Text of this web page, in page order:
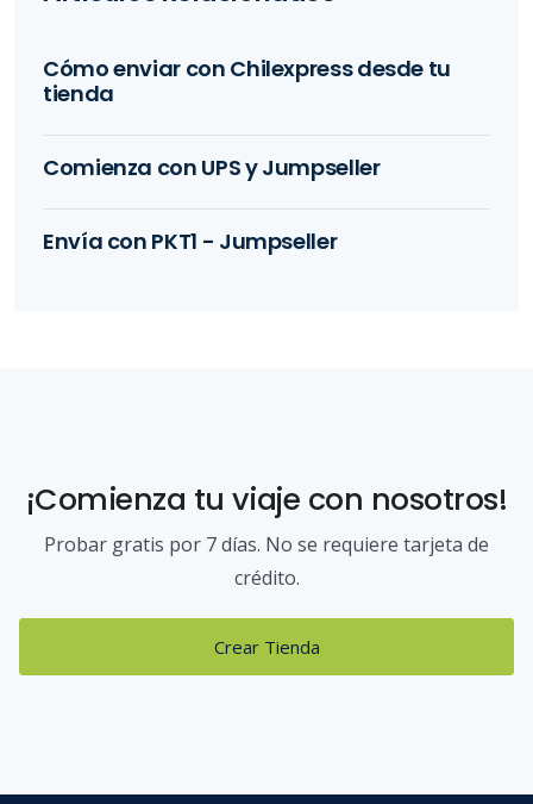
Cómo enviar con Chilexpress desde tu
tienda
Comienza con UPS y Jumpseller
Envía con PKT1 - Jumpseller
¡Comienza tu viaje con nosotros!
Probar gratis por 7 días. No se requiere tarjeta de
crédito.
Crear Tienda